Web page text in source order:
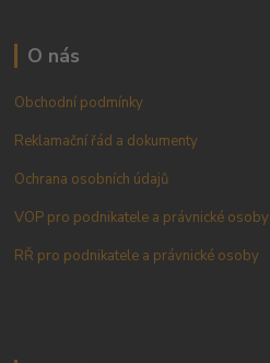
O nás
Obchodní podmínky
Reklamační řád a dokumenty
Ochrana osobních údajů
VOP pro podnikatele a právnické osoby
RŘ pro podnikatele a právnické osoby